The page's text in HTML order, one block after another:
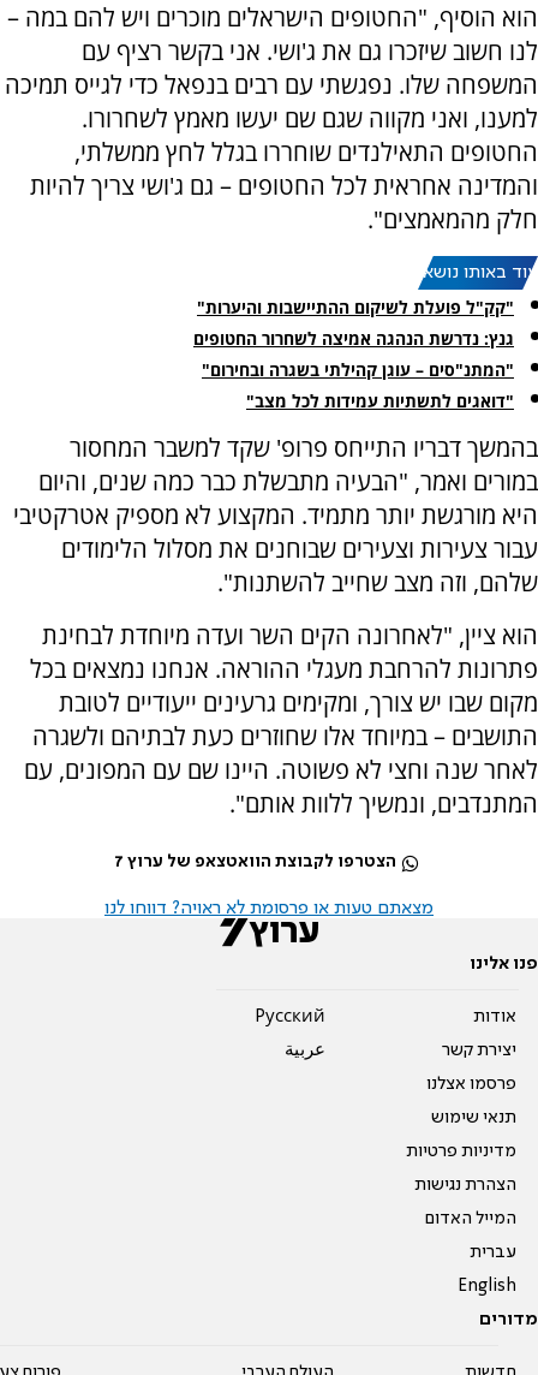
הוא הוסיף, "החטופים הישראלים מוכרים ויש להם במה –
לנו חשוב שיזכרו גם את ג'ושי. אני בקשר רציף עם
המשפחה שלו. נפגשתי עם רבים בנפאל כדי לגייס תמיכה
למענו, ואני מקווה שגם שם יעשו מאמץ לשחרורו.
החטופים התאילנדים שוחררו בגלל לחץ ממשלתי,
והמדינה אחראית לכל החטופים – גם ג'ושי צריך להיות
חלק מהמאמצים".
עוד באותו נושא:
"קק"ל פועלת לשיקום ההתיישבות והיערות"
גנץ: נדרשת הנהגה אמיצה לשחרור החטופים
"המתנ"סים – עוגן קהילתי בשגרה ובחירום"
"דואגים לתשתיות עמידות לכל מצב"
בהמשך דבריו התייחס פרופ' שקד למשבר המחסור
במורים ואמר, "הבעיה מתבשלת כבר כמה שנים, והיום
היא מורגשת יותר מתמיד. המקצוע לא מספיק אטרקטיבי
עבור צעירות וצעירים שבוחנים את מסלול הלימודים
שלהם, וזה מצב שחייב להשתנות".
הוא ציין, "לאחרונה הקים השר ועדה מיוחדת לבחינת
פתרונות להרחבת מעגלי ההוראה. אנחנו נמצאים בכל
מקום שבו יש צורך, ומקימים גרעינים ייעודיים לטובת
התושבים – במיוחד אלו שחוזרים כעת לבתיהם ולשגרה
לאחר שנה וחצי לא פשוטה. היינו שם עם המפונים, עם
המתנדבים, ונמשיך ללוות אותם".
הצטרפו לקבוצת הוואטצאפ של ערוץ 7
מצאתם טעות או פרסומת לא ראויה? דווחו לנו
פנו אלינו
אודות
יצירת קשר
פרסמו אצלנו
תנאי שימוש
מדיניות פרטיות
הצהרת נגישות
המייל האדום
עברית
English
Pусский
عربية
מדורים